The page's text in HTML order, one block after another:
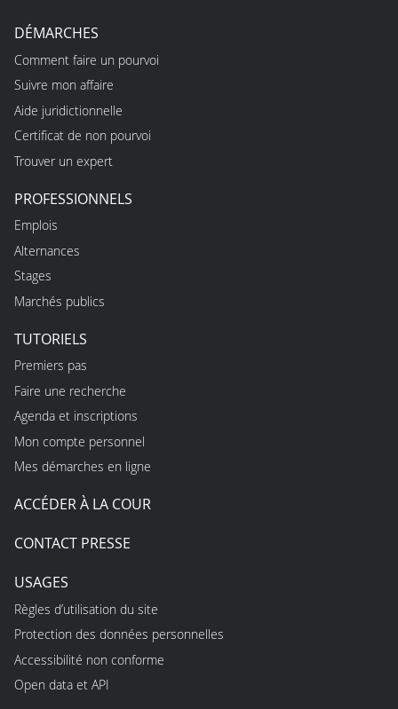
DÉMARCHES
Comment faire un pourvoi
Suivre mon affaire
Aide juridictionnelle
Certificat de non pourvoi
Trouver un expert
PROFESSIONNELS
Emplois
Alternances
Stages
Marchés publics
TUTORIELS
Premiers pas
Faire une recherche
Agenda et inscriptions
Mon compte personnel
Mes démarches en ligne
ACCÉDER À LA COUR
CONTACT PRESSE
USAGES
Règles d’utilisation du site
Protection des données personnelles
Accessibilité non conforme
Open data et API